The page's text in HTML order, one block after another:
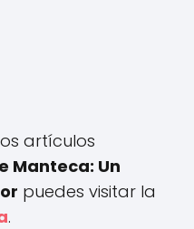
artículos
Manteca: Un
puedes visitar la
.